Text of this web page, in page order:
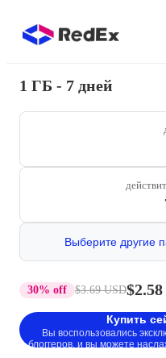
1 ГБ - 7 дней
Выберите другие
30% off $3.69 USD
Купить
Вы воспользовались
блоггеров, и вы можете